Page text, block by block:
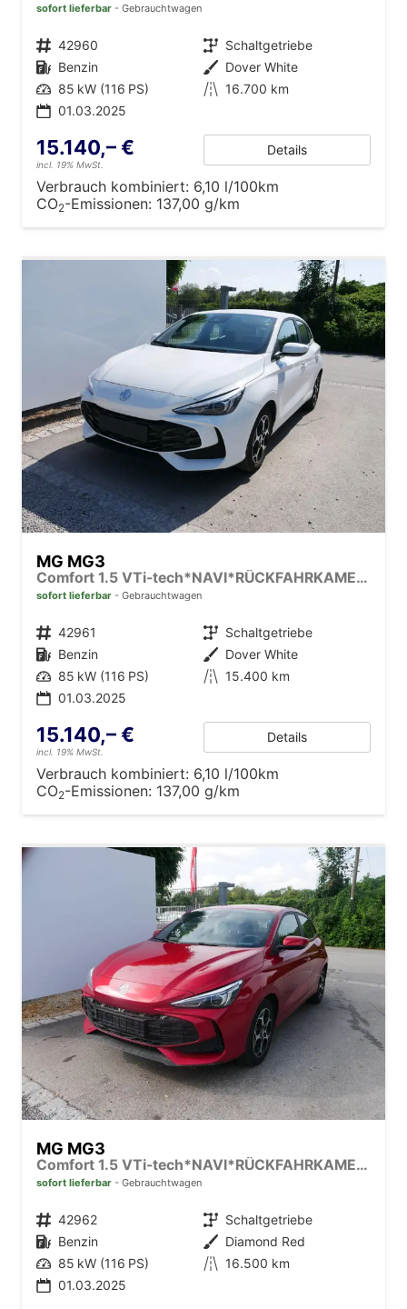
sofort lieferbar Gebrauchtwagen
Fahrzeugnr. 42960 Getriebe Schaltgetriebe
Kraftstoff Benzin Außenfarbe Dover White
Leistung 85 kW (116 PS) Kilometerstand 16.700 km
01.03.2025
15.140,– €
incl. 19% MwSt.
Details
Verbrauch kombiniert: 6,10 l/100km
CO2-Emissionen: 137,00 g/km
MG MG3
Comfort 1.5 VTi-tech*NAVI*RÜCKFAHRKAMERA*LED*PDC*SMARTLINK*
sofort lieferbar Gebrauchtwagen
Fahrzeugnr. 42961 Getriebe Schaltgetriebe
Kraftstoff Benzin Außenfarbe Dover White
Leistung 85 kW (116 PS) Kilometerstand 15.400 km
01.03.2025
15.140,– €
incl. 19% MwSt.
Details
Verbrauch kombiniert: 6,10 l/100km
CO2-Emissionen: 137,00 g/km
MG MG3
Comfort 1.5 VTi-tech*NAVI*RÜCKFAHRKAMERA*LED*PDC*SMARTLINK*
sofort lieferbar Gebrauchtwagen
Fahrzeugnr. 42962 Getriebe Schaltgetriebe
Kraftstoff Benzin Außenfarbe Diamond Red
Leistung 85 kW (116 PS) Kilometerstand 16.500 km
01.03.2025